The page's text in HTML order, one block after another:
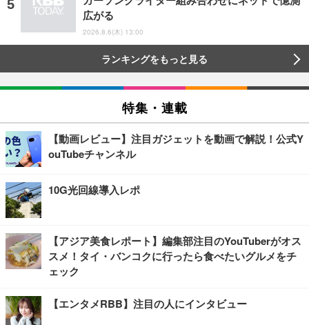
広がる
2026.8.6(木) 13:00
ランキングをもっと見る
特集・連載
【動画レビュー】注目ガジェットを動画で解説！公式Y
ouTubeチャンネル
10G光回線導入レポ
【アジア美食レポート】編集部注目のYouTuberがオス
スメ！タイ・バンコクに行ったら食べたいグルメをチ
ェック
【エンタメRBB】注目の人にインタビュー